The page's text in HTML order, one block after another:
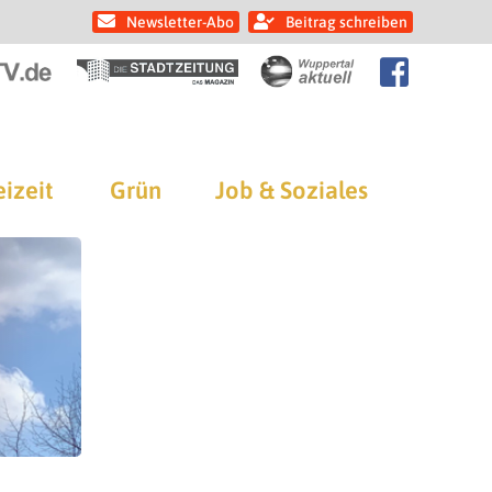
Newsletter-Abo Beitrag schreiben
Grün Job & Soziales